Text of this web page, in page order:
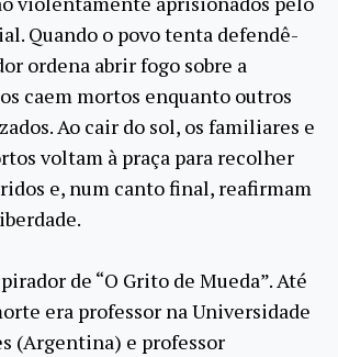
Quando o povo tenta defendê-
ordena abrir fogo sobre a
caem mortos enquanto outros
Ao cair do sol, os familiares e
voltam à praça para recolher
e, num canto final, reafirmam
de “O Grito de Mueda”. Até
era professor na Universidade
(Argentina) e professor